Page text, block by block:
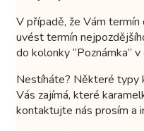
V případě, že Vám
uvést termín
do kolonky “Poznámka”
Nestíháte? Některé typy
Vás zajímá, které
kontaktujte nás prosím a